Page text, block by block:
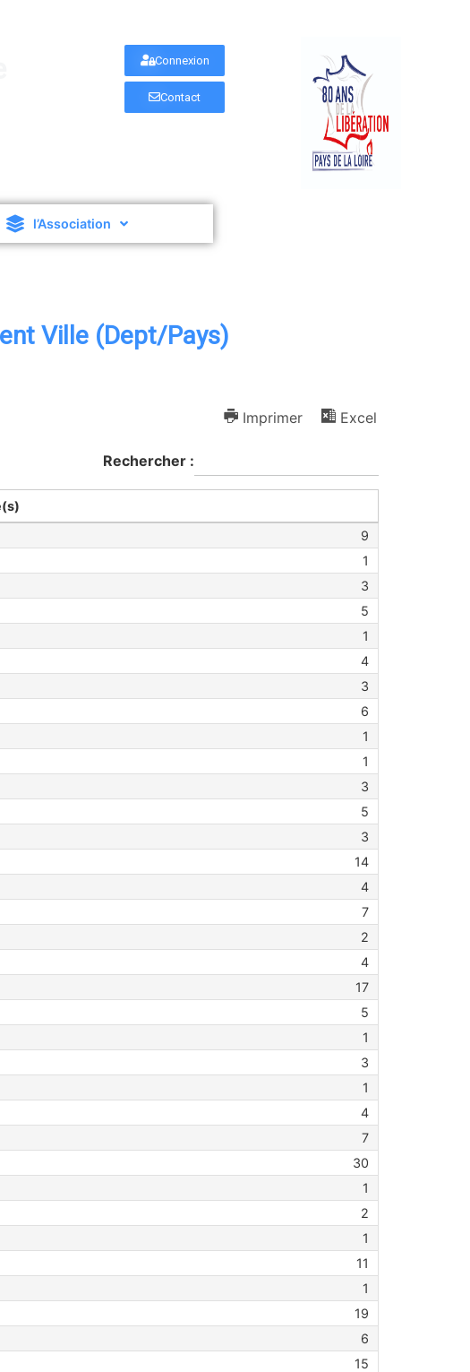
Connexion
Contact
l’Association
Ville (Dept/Pays)
Imprimer Excel
Rechercher :
9
1
3
5
1
4
3
6
1
1
3
5
3
14
4
7
2
4
17
5
1
3
1
4
7
30
1
2
1
11
1
19
6
15